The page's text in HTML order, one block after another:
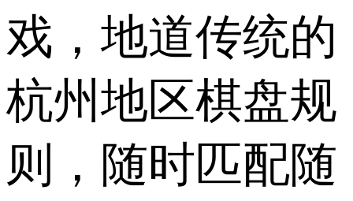
戏，地道传统的
杭州地区棋盘规
则，随时匹配随